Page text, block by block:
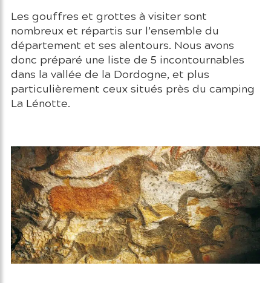
Les gouffres et grottes à visiter sont
nombreux et répartis sur l’ensemble du
département et ses alentours. Nous avons
donc préparé une liste de 5 incontournables
dans la vallée de la Dordogne, et plus
particulièrement ceux situés près du camping
La Lénotte.